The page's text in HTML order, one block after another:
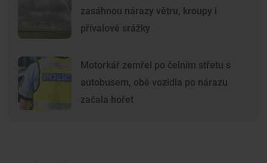
zasáhnou nárazy větru, kroupy i
přívalové srážky
Motorkář zemřel po čelním střetu s
autobusem, obě vozidla po nárazu
začala hořet